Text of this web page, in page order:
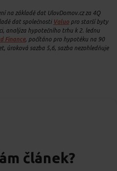
na základě dat UlovDomov.cz za 4Q
dat společnosti Valuo pro starší byty
analýza hypotečního trhu k 2. lednu
Finance, počítáno pro hypotéku na 90
úroková sazba 5,6, sazba nezohledňuje
článek?